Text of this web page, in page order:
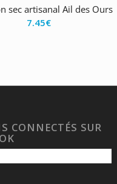
sec artisanal Ail des Ours
7.45€
CONNECTÉS SUR